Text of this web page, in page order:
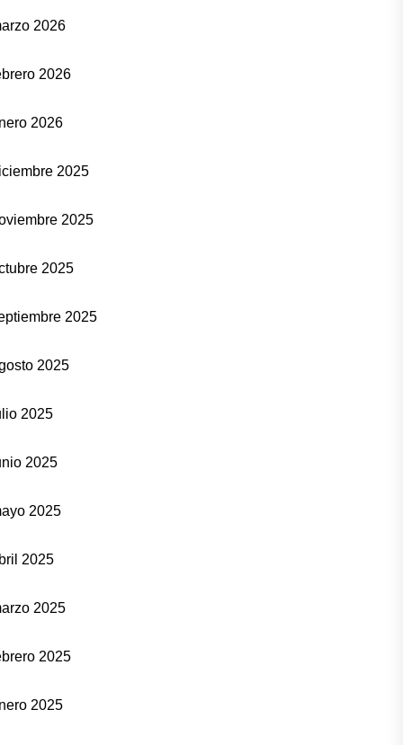
2026
2026
2026
2025
2025
2025
2025
2025
2025
2025
2025
2025
2025
2025
2025